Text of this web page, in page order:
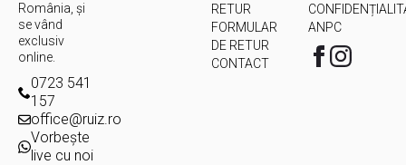
România, și
se vând
exclusiv
online.
0723 541
157
office@ruiz.ro
Vorbește
live cu noi
RETUR
FORMULAR
DE RETUR
CONTACT
ANPC